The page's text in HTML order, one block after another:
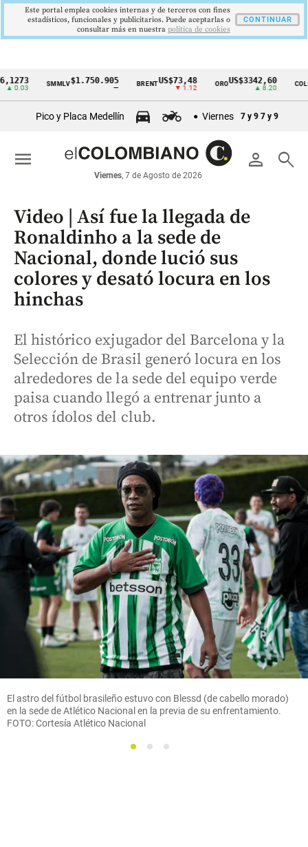
Cintillo
económicos
Colombia
SMMLV $1.750.905 BRENT US$73,48
▼ 1.12
ORO US$3342,60 COLCAP
Pico y Placa Medellín Viernes 7 y 9 7 y 9
person search
Viernes, 7 de Agosto de 2026
menu
Video | Así fue la llegada de
Ronaldinho a la sede de
Nacional, donde lució sus
colores y desató locura en los
hinchas
El histórico exjugador del Barcelona y la
Selección de Brasil generó locura en los
alrededores de la sede del equipo verde
paisa cuando llegó a entrenar junto a
otros ídolos del club.
El astro del fútbol brasileño estuvo con Blessd (de cabello morado)
en la sede de Atlético Nacional en la previa de su enfrentamiento.
FOTO: Cortesía Atlético Nacional
1 2 3
Este portal emplea cookies internas y de terceros con fines
estadísticos, funcionales y publicitarios. Puede aceptarlas o
consultar más en nuestra politica de cookies
CONTINUAR